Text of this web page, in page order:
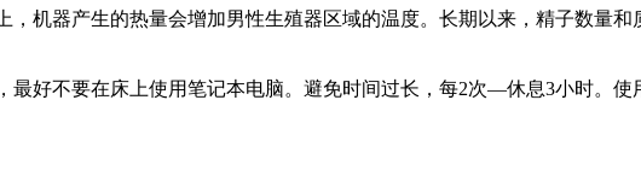
器产生的热量会增加男性生殖器区域的温度。长期以来，精子数量和
不要在床上使用笔记本电脑。避免时间过长，每2次—休息3小时。使